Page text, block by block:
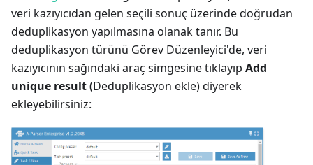
veri kazıyıcıdan gelen seçili sonuç üzerinde doğrudan
deduplikasyon yapılmasına olanak tanır. Bu
deduplikasyon türünü Görev Düzenleyici'de, veri
kazıyıcının sağındaki araç simgesine tıklayıp Add
unique result(Deduplikasyon ekle) diyerek
ekleyebilirsiniz: